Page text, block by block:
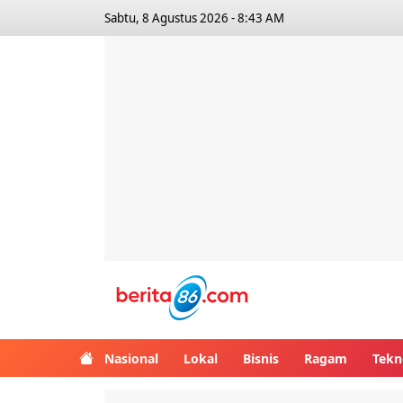
Sabtu, 8 Agustus 2026 - 8:43 AM
Nasional Lokal Bisnis Ragam